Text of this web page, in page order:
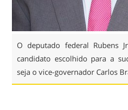
O deputado federal Rubens
candidato escolhido para a
seja o vice-governador Carlos